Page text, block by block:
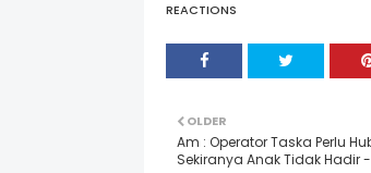
REACTIONS
OLDER
Am : Operator Taska Perlu
Sekiranya Anak Tidak Hadir